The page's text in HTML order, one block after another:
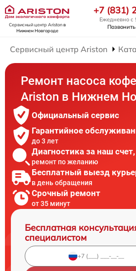
Сервисный центр Aristonв
Нижнем Новгороде
+7 (831)
Ежедневно с
Позвонить
Сервисный центр Ariston
Ремонт насоса
Ariston в Нижнем
Официальный сервис
Гарантийное
до 3 лет
Диагностика за наш счет,
ремонт по желанию
Бесплатный выезд
в день обращения
Срочный ремонт
от 35 минут
Бесплатная
специалистом